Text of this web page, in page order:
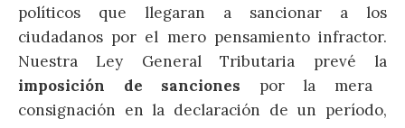
políticos que llegaran a sancionar a los
ciudadanos por el mero pensamiento infractor.
Nuestra Ley General Tributaria prevé la
imposición de sanciones por la mera
consignación en la declaración de un período,